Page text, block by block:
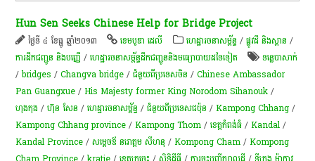
Hun Sen Seeks Chinese Help for Bridge Project
ថ្ងៃទី ៤ ខែធ្នូ ឆ្នាំ២០១៣ ខេមបូឌា ដេលី ហេដ្ឋារចនាសម្ព័ន្ធ /ផ្លូវដី និងស្ពាន /
ការដឹកជញ្ជូន និងបញ្ញើ /ហេដ្ឋារចនាសម្ព័ន្ធដឹកជញ្ជូននិងមធ្យោបាយដទៃទៀត
ទន្លេបាសាក់
/bridges /Changva bridge /ជំនួយពីប្រទេសចិន /Chinese Ambassador
Pan Guangxue /His Majesty former King Norodom Sihanouk /
ហុងកុង /ហ៊ុន សែន /ហេដ្ឋារចនាសម្ព័ន្ធ /ជំនួយពីប្រទេសជប៉ុន /Kampong Chhang /
Kampong Chhang province /Kampong Thom /ខេត្តកំពង់ធំ /Kandal /
Kandal Province /សម្ដេចឪ នរោត្តម សីហនុ /Kompong Cham /Kompong